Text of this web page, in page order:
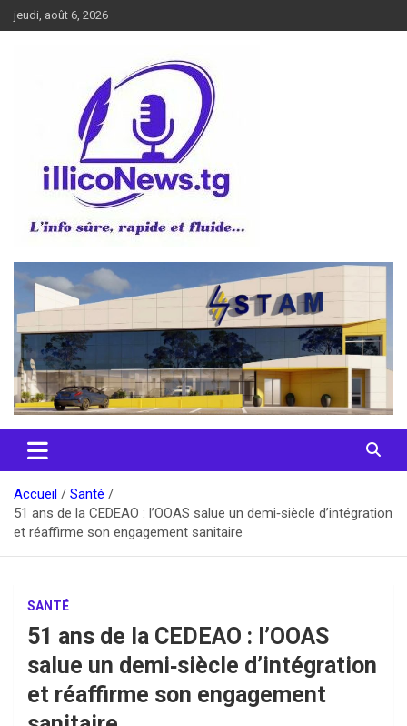
Aller
au
jeudi, août 6, 2026
illiconews
Accueil
Santé
51 ans de la CEDEAO : l’OOAS salue un demi‑siècle d’intégration
et réaffirme son engagement sanitaire
SANTÉ
51 ans de la CEDEAO : l’OOAS
salue un demi‑siècle d’intégration
et réaffirme son engagement